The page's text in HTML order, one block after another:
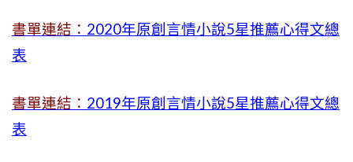
書單連結： 2020年原創言情小說5星推薦心得文總
表
書單連結： 2019年原創言情小說5星推薦心得文總
表